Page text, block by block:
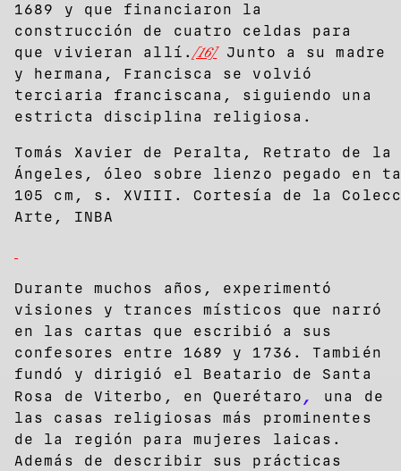
1689 y que financiaron la
construcción de cuatro celdas para
que vivieran allí.[16]Junto a su madre
y hermana, Francisca se volvió
terciaria franciscana, siguiendo una
estricta disciplina religiosa.
Tomás Xavier de Peralta, Retrato de la
Ángeles, óleo sobre lienzo pegado en
105 cm, s. XVIII. Cortesía de la
Arte, INBA
Durante muchos años, experimentó
visiones y trances místicos que narró
en las cartas que escribió a sus
confesores entre 1689 y 1736. También
fundó y dirigió el Beatario de Santa
Rosa de Viterbo, en Querétaro ,
una de
las casas religiosas más prominentes
de la región para mujeres laicas.
Además de describir sus prácticas